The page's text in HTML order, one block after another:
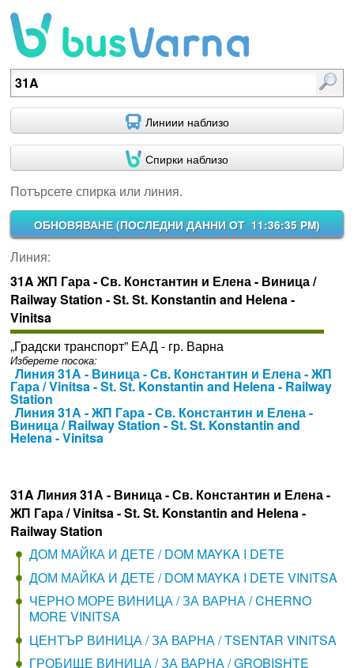
Потърсете спирка или линия.
Линиии наблизо
Спирки наблизо
Потърсете спирка или линия.
ОБНОВЯВАНЕ (ПОСЛЕДНИ ДАННИ ОТ 11:36:35 PM)
Линия:
31A ЖП Гара - Св. Константин и Елена - Виница /
Railway Station - St. St. Konstantin and Helena -
Vinitsa
„Градски транспорт” ЕАД - гр. Варна
Изберете посока:
Линия 31А - Виница - Св. Константин и Елена - ЖП
Гара / Vinitsa - St. St. Konstantin and Helena - Railway
Station
Линия 31А - ЖП Гара - Св. Константин и Елена -
Виница / Railway Station - St. St. Konstantin and
Helena - Vinitsa
31A Линия 31А - Виница - Св. Константин и Елена -
ЖП Гара / Vinitsa - St. St. Konstantin and Helena -
Railway Station
ДОМ МАЙКА И ДЕТЕ / DOM MAYKA I DETE
ДОМ МАЙКА И ДЕТЕ / DOM MAYKA I DETE VINITSA
ЧЕРНО МОРЕ ВИНИЦА / ЗА ВАРНА / CHERNO
MORE VINITSA
ЦЕНТЪР ВИНИЦА / ЗА ВАРНА / TSENTAR VINITSA
ГРОБИЩЕ ВИНИЦА / ЗА ВАРНА / GROBISHTE